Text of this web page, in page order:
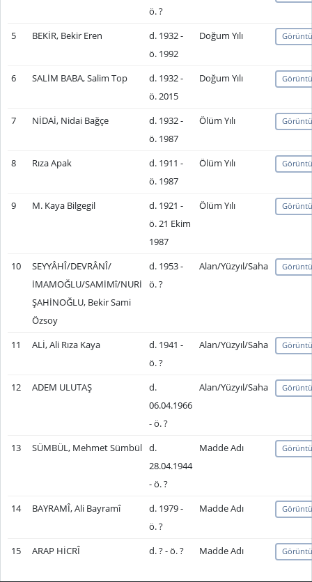
ö. ?
5 BEKİR, Bekir Eren
d. 1932 -
ö. 1992
Doğum Yılı
6 SALİM BABA, Salim Top
d. 1932 -
ö. 2015
Doğum Yılı
7 NİDAİ, Nidai Bağçe
d. 1932 -
ö. 1987
Ölüm Yılı
8 Rıza Apak
d. 1911 -
ö. 1987
Ölüm Yılı
9 M. Kaya Bilgegil
d. 1921 -
ö. 21 Ekim
1987
Ölüm Yılı
10
SEYYÂHÎ/DEVRÂNÎ/
İMAMOĞLU/SAMİMî/NURİ
ŞAHİNOĞLU, Bekir Sami
Özsoy
d. 1953 -
ö. ?
Alan/Yüzyıl/Saha
11 ALİ, Ali Rıza Kaya
d. 1941 -
ö. ?
Alan/Yüzyıl/Saha
12 ADEM ULUTAŞ
d.
06.04.1966
- ö. ?
Alan/Yüzyıl/Saha
13 SÜMBÜL, Mehmet Sümbül d.
28.04.1944
- ö. ?
Madde Adı
14 BAYRAMÎ, Ali Bayramî
d. 1979 -
ö. ?
Madde Adı
15 ARAP HİCRÎ d. ? - ö. ? Madde Adı